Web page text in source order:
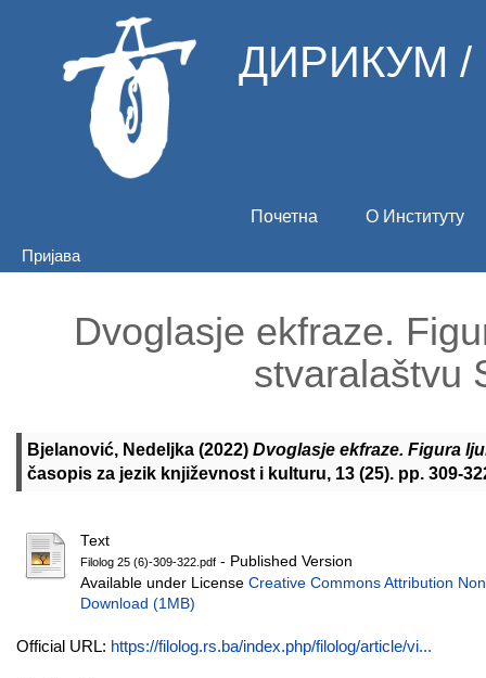
ДИРИКУМ /
Почетна О Институту
Пријава
Dvoglasje ekfraze.
stvaralaštvu
Bjelanović, Nedeljka (2022) Dvoglasje ekfraze. Figura
časopis za jezik književnost i kulturu, 13 (25). pp. 309-
Text
Filolog 25 (6)-309-322.pdf - Published Version
Available under License Creative Commons Attribution
Download (1MB)
Official URL: https://filolog.rs.ba/index.php/filolog/article/vi...